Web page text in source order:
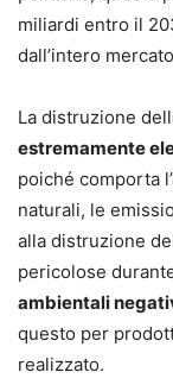
miliardi entro il
dall’intero
La distruzione
estremamente
poiché comporta
naturali, le
alla distruzione
pericolose
ambientali
questo per
realizzato.